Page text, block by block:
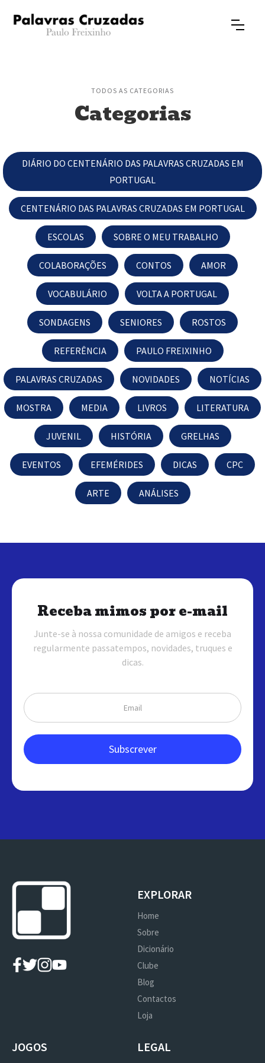
TODOS AS CATEGORIAS
Categorias
DIÁRIO DO CENTENÁRIO DAS PALAVRAS CRUZADAS EM
PORTUGAL
CENTENÁRIO DAS PALAVRAS CRUZADAS EM PORTUGAL
ESCOLAS SOBRE O MEU TRABALHO
COLABORAÇÕES CONTOS AMOR
VOCABULÁRIO VOLTA A PORTUGAL
SONDAGENS SENIORES ROSTOS
REFERÊNCIA PAULO FREIXINHO
PALAVRAS CRUZADAS NOVIDADES NOTÍCIAS
MOSTRA MEDIA LIVROS LITERATURA
JUVENIL HISTÓRIA GRELHAS
EVENTOS EFEMÉRIDES DICAS CPC
ARTE ANÁLISES
Receba mimos por e-mail
Junte-se à nossa comunidade de amigos e receba
regularmente passatempos, novidades, truques e
dicas.
EXPLORAR
Home
Sobre
Dicionário
Clube
Blog
Contactos
Loja
JOGOS LEGAL